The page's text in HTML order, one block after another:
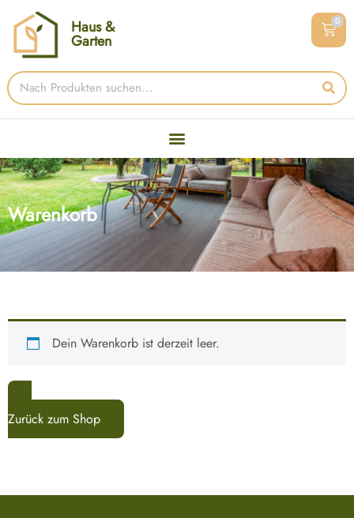
Haus &
Garten
0
Warenkorb
Dein Warenkorb ist derzeit leer.
Zurück zum Shop